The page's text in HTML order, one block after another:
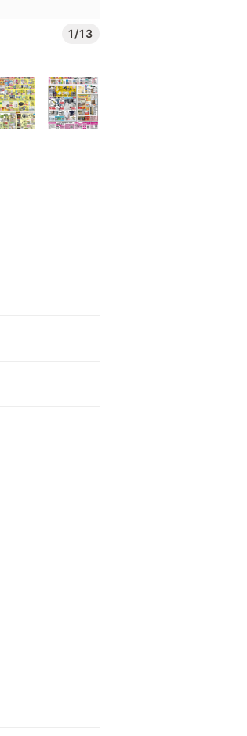
1/13